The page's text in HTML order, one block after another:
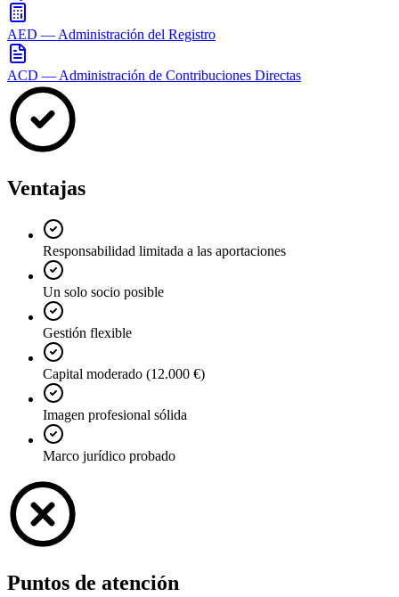
AED — Administración del Registro
ACD — Administración de Contribuciones Directas
Ventajas
Responsabilidad limitada a las aportaciones
Un solo socio posible
Gestión flexible
Capital moderado (12.000 €)
Imagen profesional sólida
Marco jurídico probado
Puntos de atención